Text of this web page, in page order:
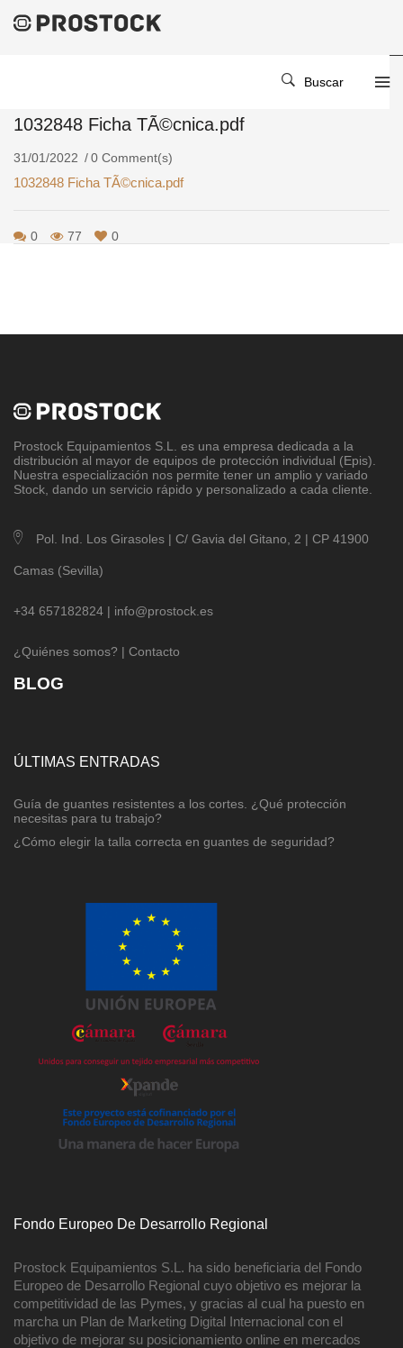
Buscar
1032848 Ficha TÃ©cnica.pdf
31/01/2022 0 Comment(s)
1032848 Ficha TÃ©cnica.pdf
0 77 0
Prostock Equipamientos S.L
. es una empresa dedicada a la
distribución al mayor de equipos de protección individual (Epis).
Nuestra especialización nos permite tener un amplio y variado
Stock, dando un servicio rápido y personalizado a cada cliente.
Pol. Ind. Los Girasoles | C/ Gavia del Gitano, 2 | CP 41900
Camas (Sevilla)
+34 657182824 | info@prostock.es
¿Quiénes somos? | Contacto
BLOG
ÚLTIMAS ENTRADAS
Guía de guantes resistentes a los cortes. ¿Qué protección
necesitas para tu trabajo?
¿Cómo elegir la talla correcta en guantes de seguridad?
Fondo Europeo De Desarrollo Regional
Prostock Equipamientos S.L. ha sido beneficiaria del Fondo
Europeo de Desarrollo Regional cuyo objetivo es mejorar la
competitividad de las Pymes, y gracias al cual ha puesto en
marcha un Plan de Marketing Digital Internacional con el
objetivo de mejorar su posicionamiento online en mercados